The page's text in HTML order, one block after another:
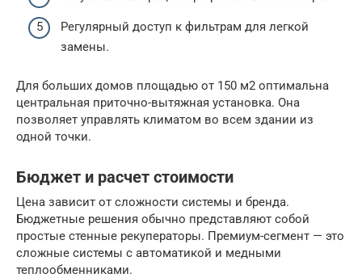
Регулярный доступ к фильтрам для легкой
замены.
Для больших домов площадью от 150 м2 оптимальна
центральная приточно-вытяжная установка. Она
позволяет управлять климатом во всем здании из
одной точки.
Бюджет и расчет стоимости
Цена зависит от сложности системы и бренда.
Бюджетные решения обычно представляют собой
простые стенные рекуператоры. Премиум-сегмент — это
сложные системы с автоматикой и медными
теплообменниками.